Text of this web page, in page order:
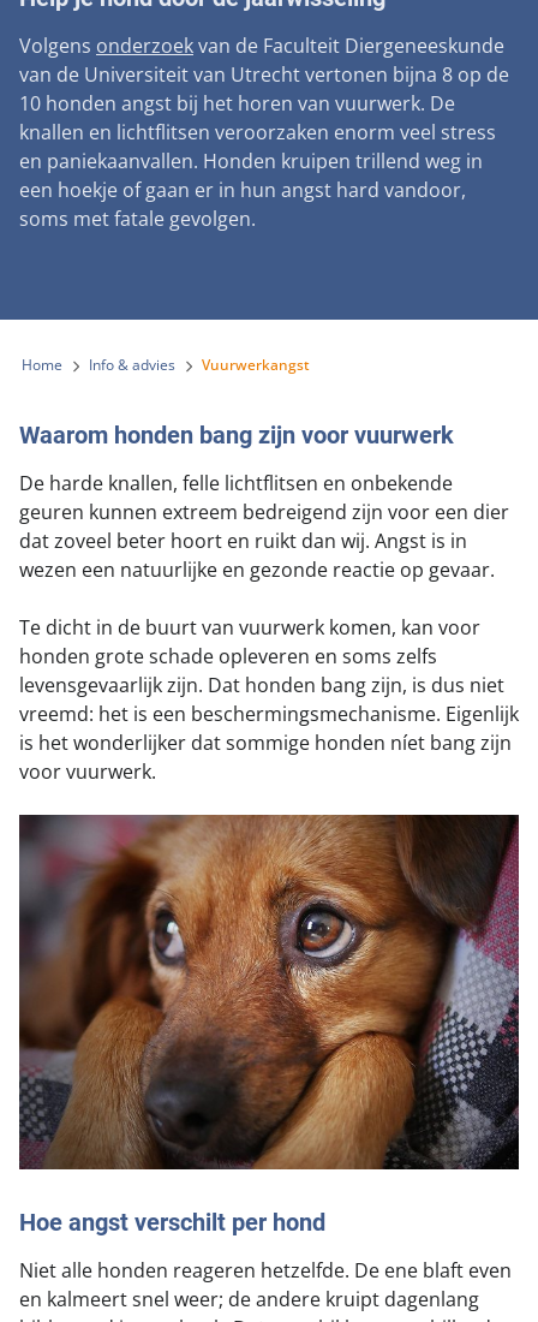
Landelijke registratie bijtincidenten
Verantwoord fokbeleid
Landelijk vuurwerkverbod
Verplichte pre-aanschaf cursus
Gemeentelijk meldpunt bijtincidenten
Symposium Gemeentelijk Dierenbeleid
Teken onze petitie
Steun als bedrijf
Adopteer een seniorhond
Sponsor een seniorhond
Schenk met belastingvoordeel
Kom in actie
Honden voor Honden Loop
Wat wij doen
Onze organisatie
Samenwerking
Bekende vrienden
Jaarverslag
Onze successen voor honden
Contactgegevens
Pers
Nieuws
Veelgestelde vragen
Zoeken
Volgens onderzoekvan de Faculteit Diergeneeskunde
van de Universiteit van Utrecht vertonen bijna 8 op de
10 honden angst bij het horen van vuurwerk. De
knallen en lichtflitsen veroorzaken enorm veel stress
en paniekaanvallen. Honden kruipen trillend weg in
een hoekje of gaan er in hun angst hard vandoor,
soms met fatale gevolgen.
Home Info & advies Vuurwerkangst
Waarom honden bang zijn voor vuurwerk
De harde knallen, felle lichtflitsen en onbekende
geuren kunnen extreem bedreigend zijn voor een dier
dat zoveel beter hoort en ruikt dan wij. Angst is in
wezen een natuurlijke en gezonde reactie op gevaar.
Te dicht in de buurt van vuurwerk komen, kan voor
honden grote schade opleveren en soms zelfs
levensgevaarlijk zijn. Dat honden bang zijn, is dus niet
vreemd: het is een beschermingsmechanisme. Eigenlijk
is het wonderlijker dat sommige honden níet bang zijn
voor vuurwerk.
Hoe angst verschilt per hond
Niet alle honden reageren hetzelfde. De ene blaft even
en kalmeert snel weer; de andere kruipt dagenlang